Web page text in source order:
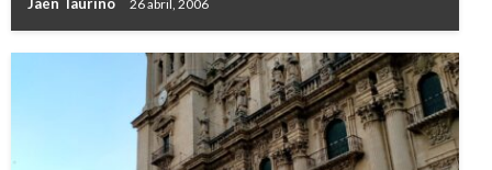
Jaén Taurino 26 abril, 2006